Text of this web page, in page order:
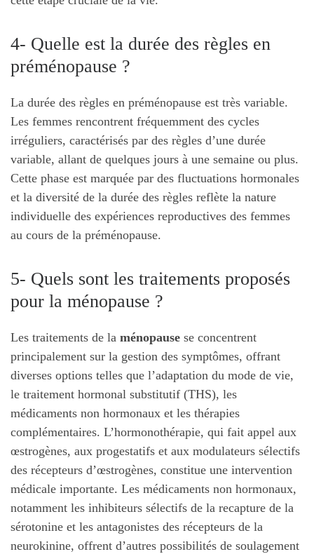
4- Quelle est la durée des règles en
préménopause ?
La durée des règles en préménopause est très variable.
Les femmes rencontrent fréquemment des cycles
irréguliers, caractérisés par des règles d’une durée
variable, allant de quelques jours à une semaine ou plus.
Cette phase est marquée par des fluctuations hormonales
et la diversité de la durée des règles reflète la nature
individuelle des expériences reproductives des femmes
au cours de la préménopause.
5- Quels sont les traitements proposés
pour la ménopause ?
Les traitements de la ménopause se concentrent
principalement sur la gestion des symptômes, offrant
diverses options telles que l’adaptation du mode de vie,
le traitement hormonal substitutif (THS), les
médicaments non hormonaux et les thérapies
complémentaires. L’hormonothérapie, qui fait appel aux
œstrogènes, aux progestatifs et aux modulateurs sélectifs
des récepteurs d’œstrogènes, constitue une intervention
médicale importante. Les médicaments non hormonaux,
notamment les inhibiteurs sélectifs de la recapture de la
sérotonine et les antagonistes des récepteurs de la
neurokinine, offrent d’autres possibilités de soulagement